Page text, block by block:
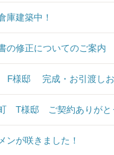
建築中！
の修正についてのご案内
様邸 完成・お引渡しお
T様邸 ご契約ありがと
ンが咲きました！